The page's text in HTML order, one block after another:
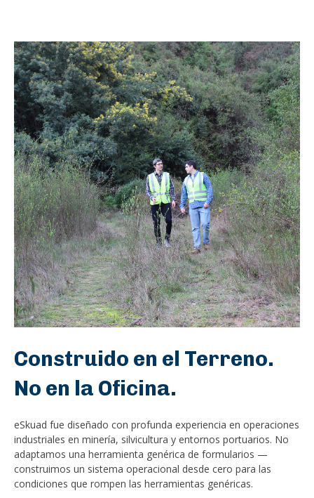
Construido en el Terreno.
No en la Oficina.
eSkuad fue diseñado con profunda experiencia en operaciones
industriales en minería, silvicultura y entornos portuarios. No
adaptamos una herramienta genérica de formularios —
construimos un sistema operacional desde cero para las
condiciones que rompen las herramientas genéricas.